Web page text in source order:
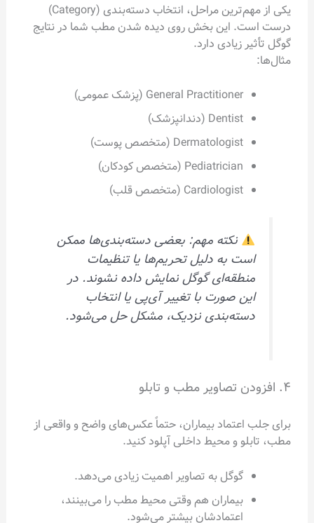
یکی از مهم‌ترین مراحل، انتخاب دسته‌بندی (Category)
درست است. این بخش روی دیده شدن مطب شما در نتایج
گوگل تأثیر زیادی دارد.
مثال‌ها:
General Practitioner (پزشک عمومی)
Dentist (دندانپزشک)
Dermatologist (متخصص پوست)
Pediatrician (متخصص کودکان)
Cardiologist (متخصص قلب)
نکته مهم: بعضی دسته‌بندی‌ها ممکن
است به دلیل تحریم‌ها یا تنظیمات
منطقه‌ای گوگل نمایش داده نشوند. در
این صورت با تغییر آی‌پی یا انتخاب
دسته‌بندی نزدیک، مشکل حل می‌شود.
۴. افزودن تصاویر مطب و تابلو
برای جلب اعتماد بیماران، حتماً عکس‌های واضح و واقعی از
مطب، تابلو و محیط داخلی آپلود کنید.
گوگل به تصاویر اهمیت زیادی می‌دهد.
بیماران هم وقتی محیط مطب را می‌بینند،
اعتمادشان بیشتر می‌شود.